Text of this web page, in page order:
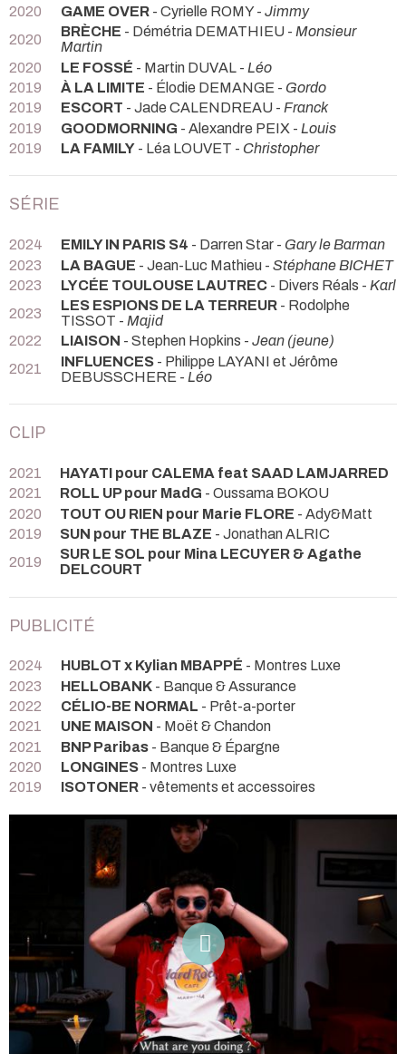
2020
GAME OVER - Cyrielle ROMY - Jimmy
2020
BRÈCHE - Démétria DEMATHIEU - Monsieur
Martin
2020
LE FOSSÉ - Martin DUVAL - Léo
2019
À LA LIMITE - Élodie DEMANGE - Gordo
2019
ESCORT - Jade CALENDREAU - Franck
2019
GOODMORNING - Alexandre PEIX - Louis
2019
LA FAMILY - Léa LOUVET - Christopher
SÉRIE
2024 EMILY IN PARIS S4 - Darren Star - Gary le Barman
2023
LA BAGUE - Jean-Luc Mathieu - Stéphane BICHET
2023
LYCÉE TOULOUSE LAUTREC - Divers Réals - Karl
2023
LES ESPIONS DE LA TERREUR - Rodolphe
TISSOT - Majid
2022
LIAISON - Stephen Hopkins - Jean (jeune)
2021
INFLUENCES - Philippe LAYANI et Jérôme
DEBUSSCHERE - Léo
CLIP
2021
HAYATI pour CALEMA feat SAAD LAMJARRED
2021
ROLL UP pour MadG - Oussama BOKOU
2020
TOUT OU RIEN pour Marie FLORE - Ady&Matt
2019
SUN pour THE BLAZE - Jonathan ALRIC
2019
SUR LE SOL pour Mina LECUYER & Agathe
DELCOURT
PUBLICITÉ
2024 HUBLOT x Kylian MBAPPÉ - Montres Luxe
2023
HELLOBANK - Banque & Assurance
2022
CÉLIO-BE NORMAL - Prêt-a-porter
2021
UNE MAISON - Moët & Chandon
2021
BNP Paribas - Banque & Épargne
2020
LONGINES - Montres Luxe
2019
ISOTONER - vêtements et accessoires